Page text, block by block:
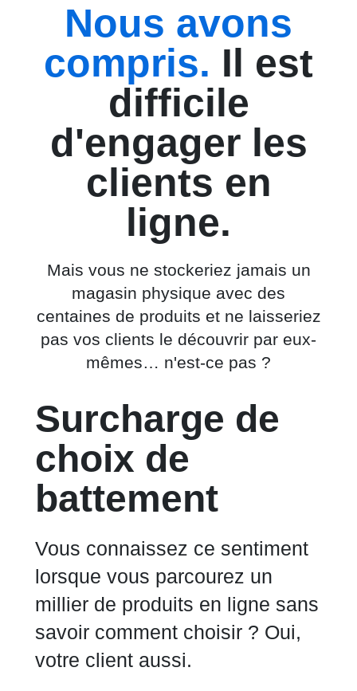
Nous avons
compris. Il est
difficile
d'engager les
clients en
ligne.
Mais vous ne stockeriez jamais un
magasin physique avec des
centaines de produits et ne laisseriez
pas vos clients le découvrir par eux-
mêmes… n'est-ce pas ?
Surcharge de
choix de
battement
Vous connaissez ce sentiment
lorsque vous parcourez un
millier de produits en ligne sans
savoir comment choisir ? Oui,
votre client aussi.